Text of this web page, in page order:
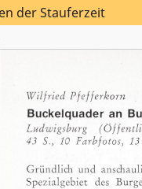
der Stauferzeit